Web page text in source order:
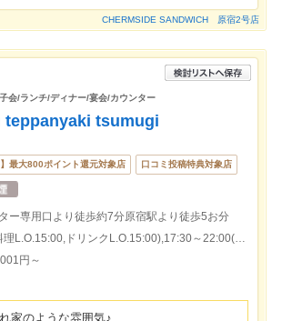
CHERMSIDE SANDWICH 原宿2号店
会/ランチ/ディナー/宴会/カウンター
teppanyaki tsumugi
】最大800ポイント還元対象店 口コミ投稿特典対象店
ー専用口より徒歩約7分原宿駅より徒歩5お分
本日の営業時間：11:30～15:30(料理L.O.15:00,ドリンクL.O.15:00),17:30～22:00(料理L.O.21:00,ドリンクL.O.21:30)
円～
家のような雰囲気♪